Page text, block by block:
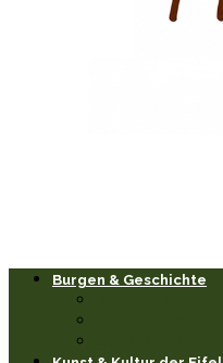
Burgen & Geschichte